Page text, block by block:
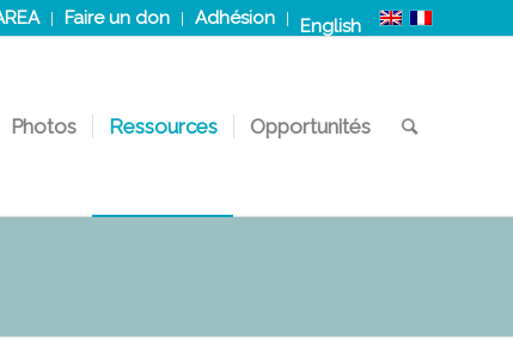
Faire un don Adhésion English
Photos Ressources Opportunités